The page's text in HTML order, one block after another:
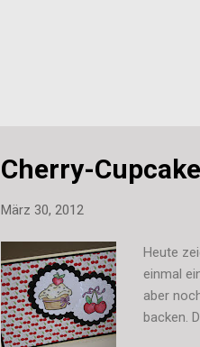
Cherry-Cupcake
März 30, 2012
Heute
einmal
aber
backen.